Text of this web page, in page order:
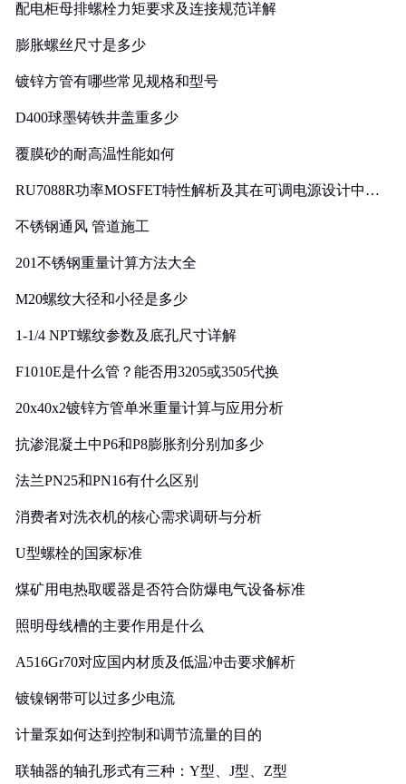
配电柜母排螺栓力矩要求及连接规范详解
膨胀螺丝尺寸是多少
镀锌方管有哪些常见规格和型号
D400球墨铸铁井盖重多少
覆膜砂的耐高温性能如何
RU7088R功率MOSFET特性解析及其在可调电源设计中的
不锈钢通风 管道施工
201不锈钢重量计算方法大全
M20螺纹大径和小径是多少
1-1/4 NPT螺纹参数及底孔尺寸详解
F1010E是什么管？能否用3205或3505代换
20x40x2镀锌方管单米重量计算与应用分析
抗渗混凝土中P6和P8膨胀剂分别加多少
法兰PN25和PN16有什么区别
消费者对洗衣机的核心需求调研与分析
U型螺栓的国家标准
煤矿用电热取暖器是否符合防爆电气设备标准
照明母线槽的主要作用是什么
A516Gr70对应国内材质及低温冲击要求解析
镀镍钢带可以过多少电流
计量泵如何达到控制和调节流量的目的
联轴器的轴孔形式有三种：Y型、J型、Z型